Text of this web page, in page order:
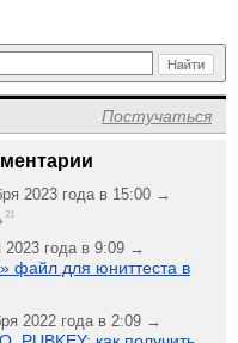
Постучаться
2023 года в 15:00 →
21
2023 года в 9:09 →
файл для юниттеста в
2022 года в 2:09 →